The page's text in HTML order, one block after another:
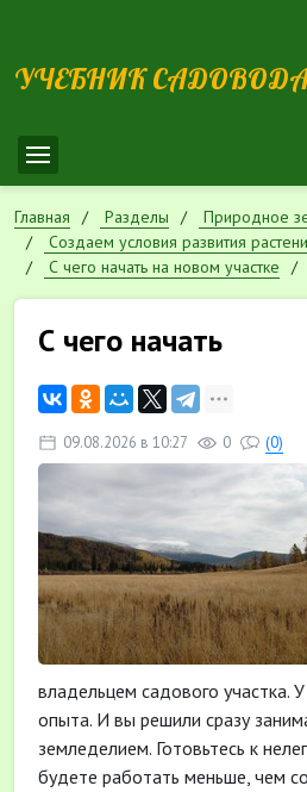
УЧЕБНИК
Главная Разделы
Природное
Cоздаем условия развития
С чего начать на новом участке
С чего начать
09.08.2026 в 10:27 0 (0)
владельцем садового участка.
опыта. И вы решили сразу
земледелием. Готовьтесь к
будете работать меньше, чем